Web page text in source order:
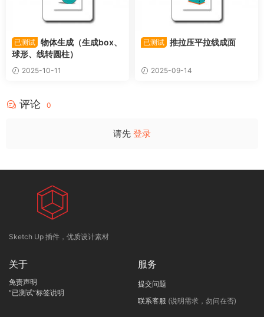
已测试 物体生成（生成box、
球形、线转圆柱）
2025-10-11
已测试 推拉压平拉线成面
2025-09-14
评论 0
请先 登录
Sketch Up 插件，优质设计素材
关于
免责声明
“已测试”标签说明
服务
提交问题
联系客服 (说明需求，勿问在否)